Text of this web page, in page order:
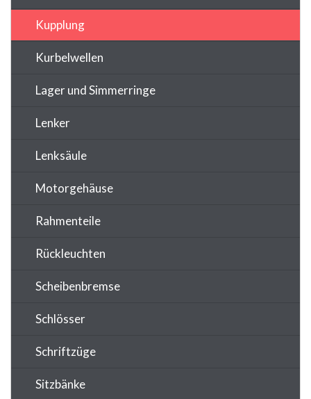
Kupplung
Kurbelwellen
Lager und Simmerringe
Lenker
Lenksäule
Motorgehäuse
Rahmenteile
Rückleuchten
Scheibenbremse
Schlösser
Schriftzüge
Sitzbänke